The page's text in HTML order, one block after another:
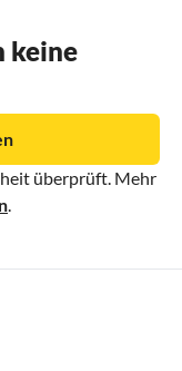
keine
überprüft. Mehr